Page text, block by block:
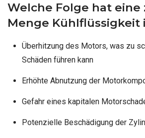
Welche Folge hat eine
Menge Kühlflüssigkeit
Überhitzung des Motors, was zu
Schäden führen kann
Erhöhte Abnutzung der
Gefahr eines kapitalen
Potenzielle Beschädigung der